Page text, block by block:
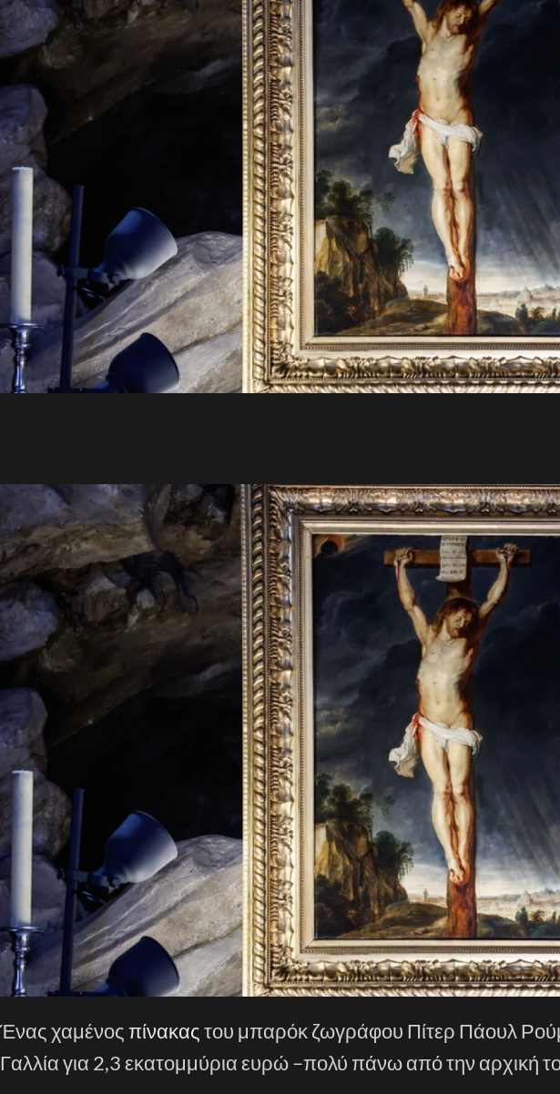
Ένας χαμένοςπίνακαςτου μπαρόκ ζωγράφου Πίτερ Πάουλ
Γαλλία για 2,3 εκατομμύρια ευρώ –πολύ πάνω από την αρχική